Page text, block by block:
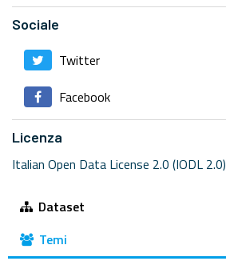
Sociale
Twitter
Facebook
Licenza
Italian Open Data License 2.0 (IODL 2.0)
Dataset
Temi